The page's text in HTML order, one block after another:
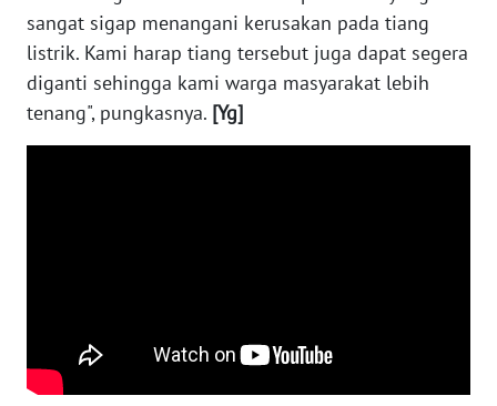
sangat sigap menangani kerusakan pada tiang
listrik. Kami harap tiang tersebut juga dapat segera
diganti sehingga kami warga masyarakat lebih
tenang", pungkasnya. [Yg]
KALBAR
WN
KALTENG
KALTIM